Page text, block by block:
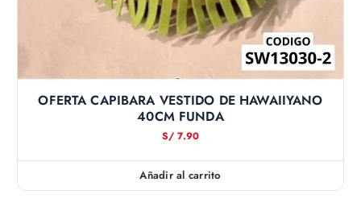
OFERTA CAPIBARA VESTIDO DE HAWAIIYANO
40CM FUNDA
S/ 7.90
Añadir al carrito